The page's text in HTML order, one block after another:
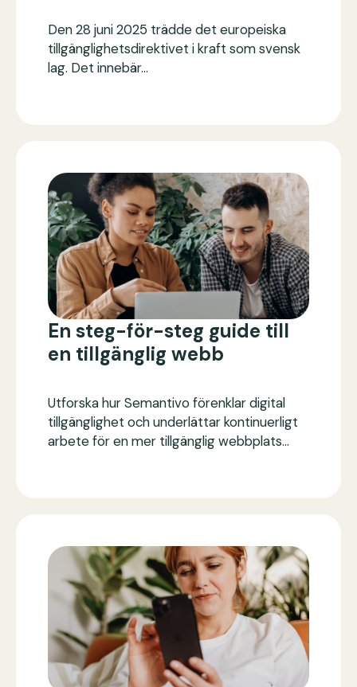
Den 28 juni 2025 trädde det europeiska
tillgänglighetsdirektivet i kraft som svensk
lag. Det innebär…
En steg-för-steg guide till
en tillgänglig webb
Utforska hur Semantivo förenklar digital
tillgänglighet och underlättar kontinuerligt
arbete för en mer tillgänglig webbplats…